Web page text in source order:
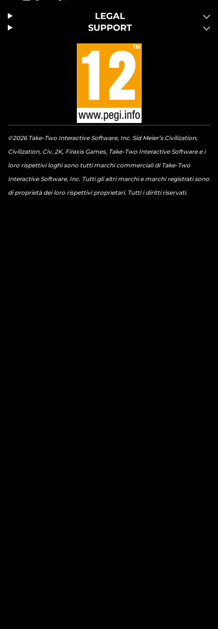
LEGAL
SUPPORT
©2026 Take-Two Interactive Software, Inc. Sid Meier’s Civilization,
Civilization, Civ, 2K, Firaxis Games, Take-Two Interactive Software e i
loro rispettivi loghi sono tutti marchi commerciali di Take-Two
Interactive Software, Inc. Tutti gli altri marchi e marchi registrati sono
di proprietà dei loro rispettivi proprietari. Tutti i diritti riservati.